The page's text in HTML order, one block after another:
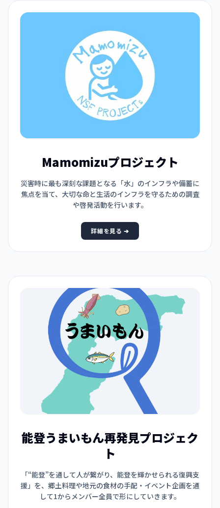
Mamomizuプロジェクト
災害時に最も深刻な課題となる「水」のインフラや備蓄に
焦点を当て、大切な命と生活のインフラを守るための調査
や啓発活動を行います。
詳細を見る ➔
能登うまいもん再発見プロジェク
ト
「“能登”を通して人が繋がり、能登を輝かせられる復興支
援」を、郷土料理や地元の食材の手配・イベント企画を通
して1からメンバー全員で形にしていきます。